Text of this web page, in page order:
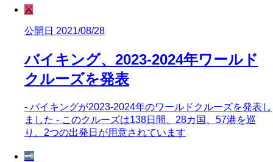
⚔️
公開日 2021/08/28
バイキング、2023-2024年ワールド
クルーズを発表
- バイキングが2023-2024年のワールドクルーズを発表し
ました - このクルーズは138日間、28カ国、57港を巡
り、2つの出発日が用意されています
🗝️